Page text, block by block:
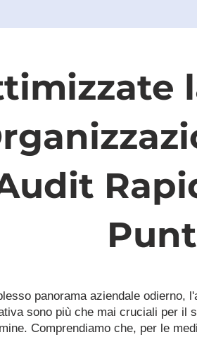
panorama aziendale odierno,
sono più che mai cruciali per il
Comprendiamo che, per le